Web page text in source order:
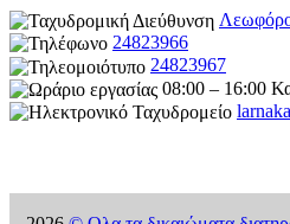
24823966
24823967
08:00 – 16:00